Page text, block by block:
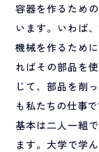
容器を作るため
います。いわば
機械を作るため
ればその部品を
じて、部品を削
も私たちの仕事で
基本は二人一組
ます。大学で学